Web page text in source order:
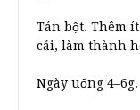
Tán bột. Thêm
cái, làm thành
Ngày uống 4–6g.